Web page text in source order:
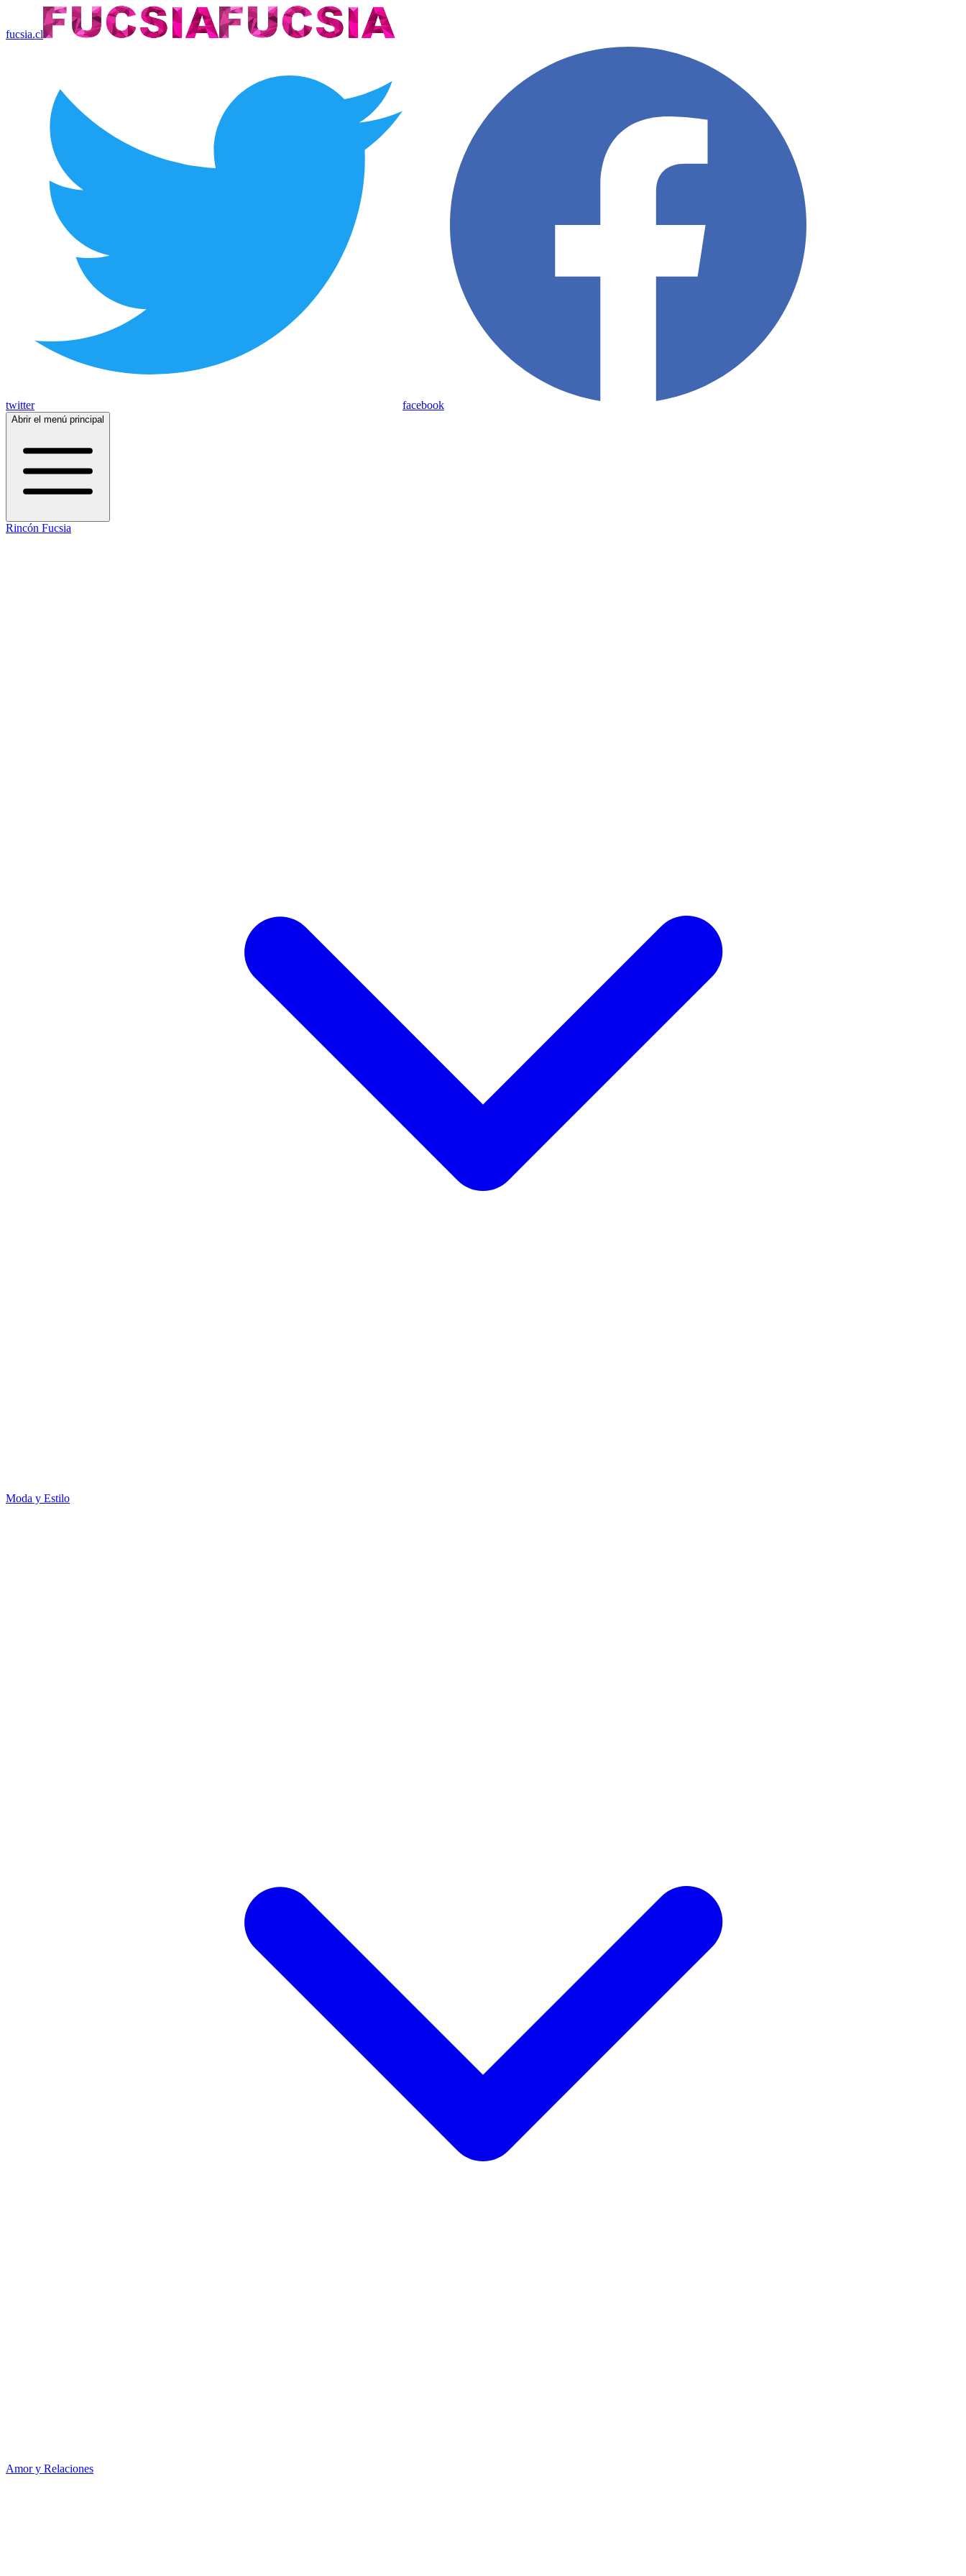
fucsia.cl
twitter facebook
Abrir el menú principal
Rincón Fucsia
Moda y Estilo
Amor y Relaciones